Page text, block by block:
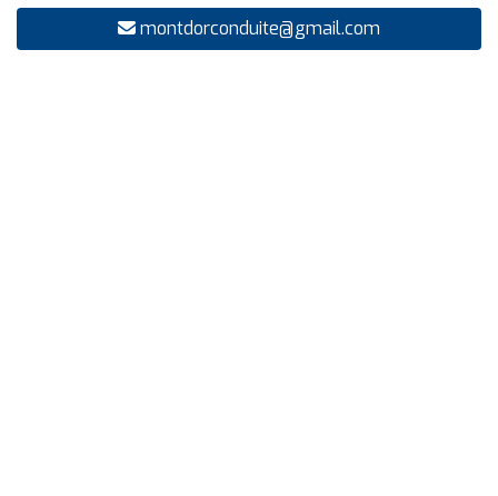
montdorconduite@gmail.com